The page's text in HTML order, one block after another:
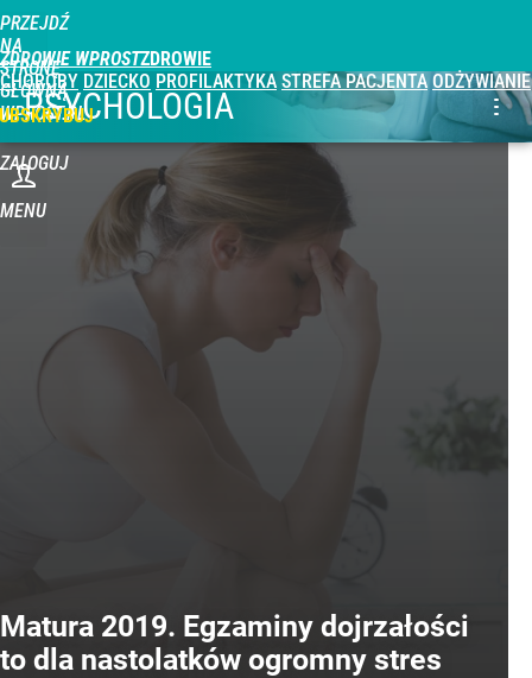
PRZEJDŹ
NA
STRONĘ
GŁÓWNĄ
WPROST.PL
ZDROWIE WPROST
CHOROBY DZIECKO PROFILAKTYKA STREFA PACJENTA ODŻYWIANIE
ZALOGUJ
MENU
PSYCHOLOGIA
Matura 2019. Egzaminy dojrzałości
to dla nastolatków ogromny stres